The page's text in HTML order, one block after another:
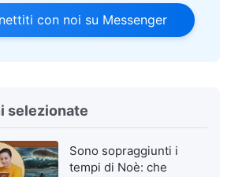
con noi su Messenger
selezionate
Sono sopraggiunti i
tempi di Noè: che